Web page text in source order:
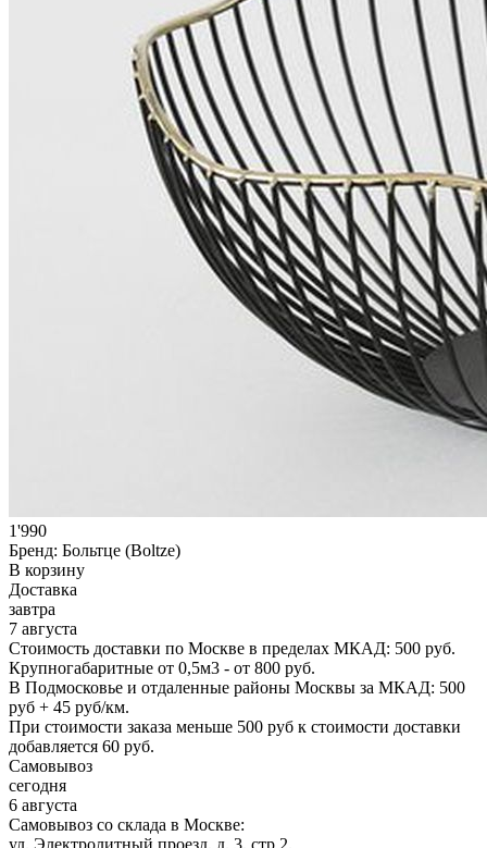
1'990
Бренд: Больтце (Boltze)
В корзину
Доставка
завтра
7 августа
Стоимость доставки по Москве в пределах МКАД: 500 руб.
Крупногабаритные от 0,5м3 - от 800 руб.
В Подмосковье и отдаленные районы Москвы за МКАД: 500
руб + 45 руб/км.
При стоимости заказа меньше 500 руб к стоимости доставки
добавляется 60 руб.
Самовывоз
сегодня
6 августа
Самовывоз со склада в Москве:
ул. Электролитный проезд, д. 3, стр 2,